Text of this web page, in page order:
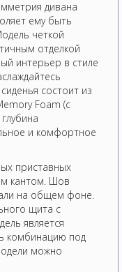
дивана
ему быть
четкой
отделкой
интерьер в стиле
состоит из
Foam (с
и комфортное
приставных
кантом. Шов
на общем фоне.
щита с
является
комбинацию под
можно